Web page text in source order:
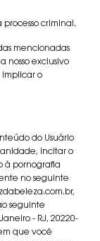
criminal.
mencionadas
nosso exclusivo
implicar o
do Usuário
incitar o
à pornografia
no seguinte
seguinte
- RJ, 20220-
que você